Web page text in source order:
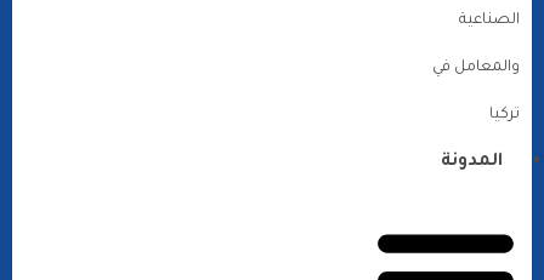
الصناعية
والمعامل في
تركيا
المدونة